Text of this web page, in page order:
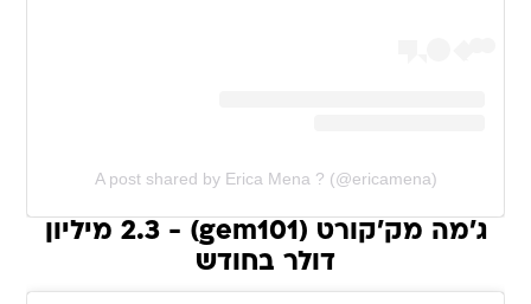
A post shared by Erica Mena ? (@ericamena)
ג'מה מק'קורט (gem101) - 2.3 מיליון
דולר בחודש